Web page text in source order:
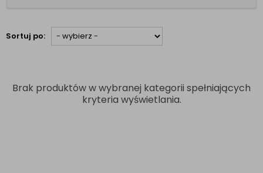
Sortuj po:
Brak produktów w wybranej kategorii spełniających
kryteria wyświetlania.